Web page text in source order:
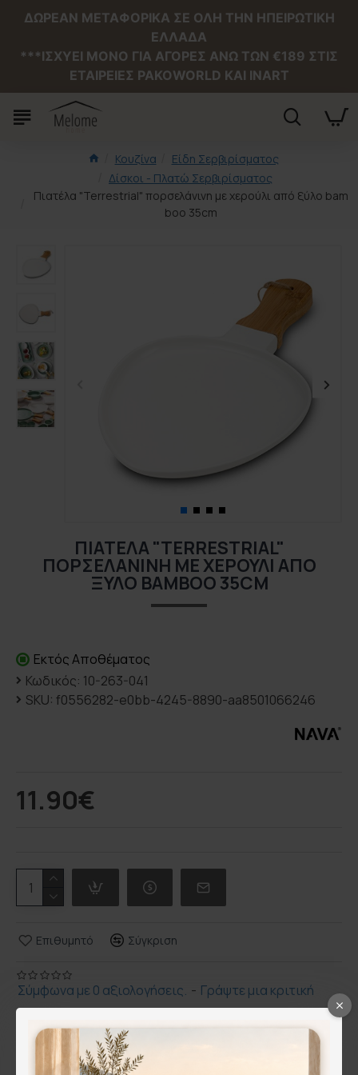
ΔΩΡΕΑΝ ΜΕΤΑΦΟΡΙΚΑ ΣΕ ΟΛΗ ΤΗΝ ΗΠΕΙΡΩΤΙΚΗ
ΕΛΛΑΔΑ
***ΙΣΧΥΕΙ MONO ΓΙΑ ΑΓΟΡΕΣ ΑΝΩ ΤΩΝ €189 ΣΤΙΣ
ΕΤΑΙΡΕΙΕΣ PAKOWORLD ΚΑΙ INART
Κουζίνα
Είδη Σερβιρίσματος
Δίσκοι - Πλατώ Σερβιρίσματος
Πιατέλα "Terrestrial" πορσελάνινη με χερούλι από ξύλο bam
boo 35cm
ΠΙΑΤΈΛΑ "TERRESTRIAL"
ΠΟΡΣΕΛΆΝΙΝΗ ΜΕ ΧΕΡΟΎΛΙ ΑΠΌ
ΞΎΛΟ BAMBOO 35CM
Εκτός Αποθέματος
Κωδικός: 10-263-041
SKU: f0556282-e0bb-4245-8890-aa8501066246
Σύμφωνα με 0 αξιολογήσεις. - Γράψτε μια κριτική
11.90€
Επιθυμητό Σύγκριση
Περιγραφή